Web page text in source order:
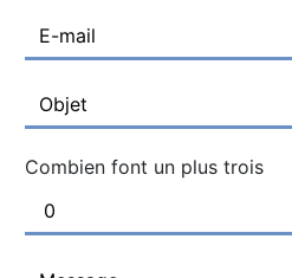
Combien font un plus trois